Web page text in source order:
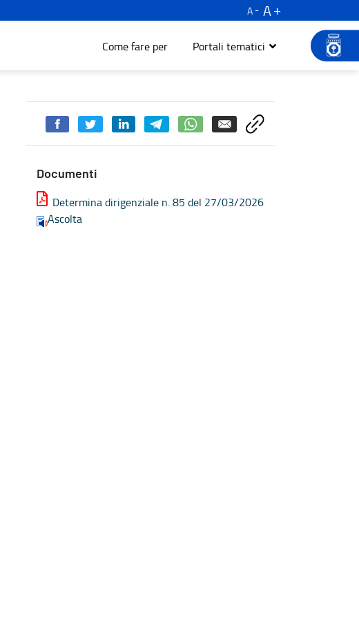
A
A
Come fare per Portali tematici
Documenti
Determina dirigenziale n. 85 del 27/03/2026
Ascolta